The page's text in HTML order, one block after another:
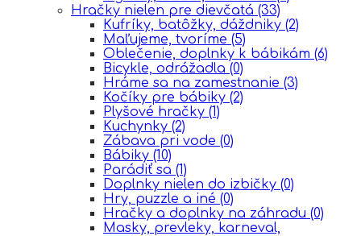
Hračky nielen pre dievčatá (33)
Kufríky, batôžky, dáždniky (2)
Maľujeme, tvoríme (5)
Oblečenie, doplnky k bábikám (6)
Bicykle, odrážadla (0)
Hráme sa na zamestnanie (3)
Kočíky pre bábiky (2)
Plyšové hračky (1)
Kuchynky (2)
Zábava pri vode (0)
Bábiky (10)
Parádiť sa (1)
Doplnky nielen do izbičky (0)
Hry, puzzle a iné (0)
Hračky a doplnky na záhradu (0)
Masky, prevleky, karneval,